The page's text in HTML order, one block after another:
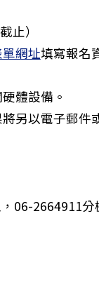
權利．創未
止）
網址填寫報名
體設備。
另以電子郵件
06-2664911分